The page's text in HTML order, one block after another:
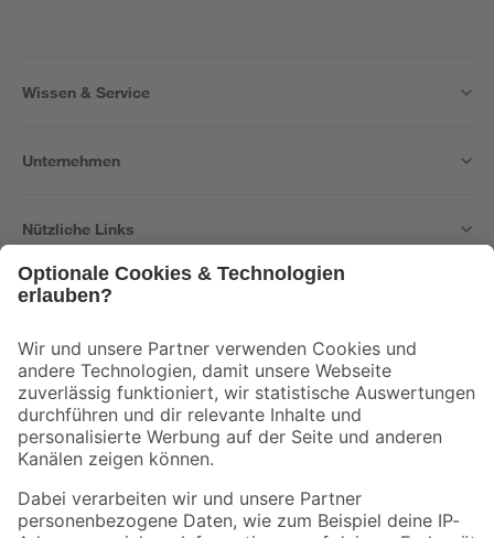
Wissen & Service
Unternehmen
Nützliche Links
Der toom Newsletter: Keine Angebote und Aktionen mehr verpassen!
Zur Newsletter Anmeldung
Folge uns